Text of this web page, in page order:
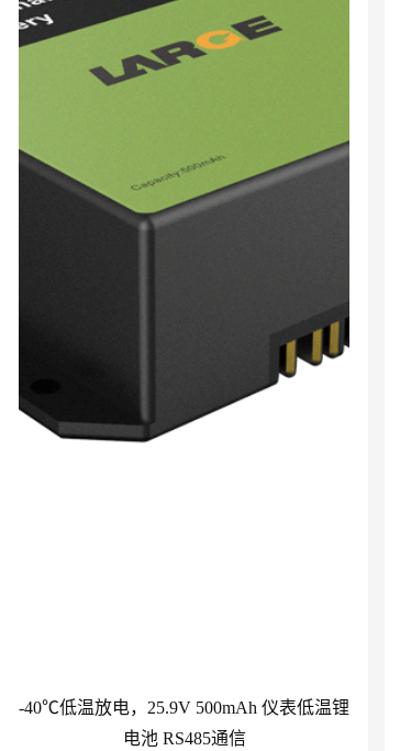
-40℃低温放电，25.9V 500mAh 仪表低温锂
电池 RS485通信